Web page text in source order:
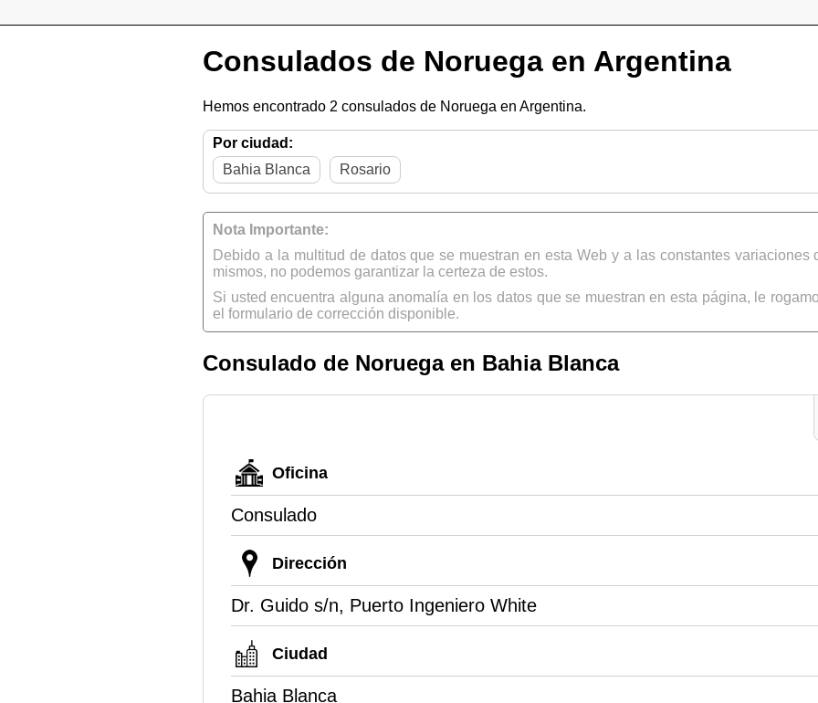
Consulados de Noruega en Argentina
Hemos encontrado 2 consulados de Noruega en Argentina.
Por ciudad:
Bahia Blanca
Rosario
Nota Importante:
Debido a la multitud de datos que se muestran en esta Web y a las constantes
mismos, no podemos garantizar la certeza de estos.
Si usted encuentra alguna anomalía en los datos que se muestran en esta página, le
el formulario de corrección disponible.
Consulado de Noruega en Bahia Blanca
Oficina
Consulado
Dirección
Dr. Guido s/n, Puerto Ingeniero White
Ciudad
Bahia Blanca